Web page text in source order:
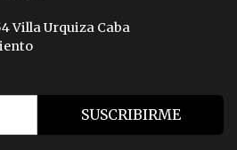
Villa Urquiza Caba
SUSCRIBIRME